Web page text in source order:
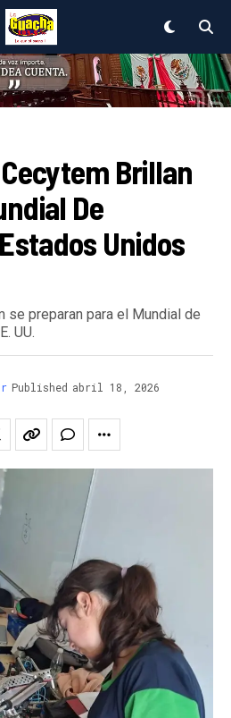
Brillan
De
Unidos
se preparan para el Mundial de
UU.
Published abril 18, 2026